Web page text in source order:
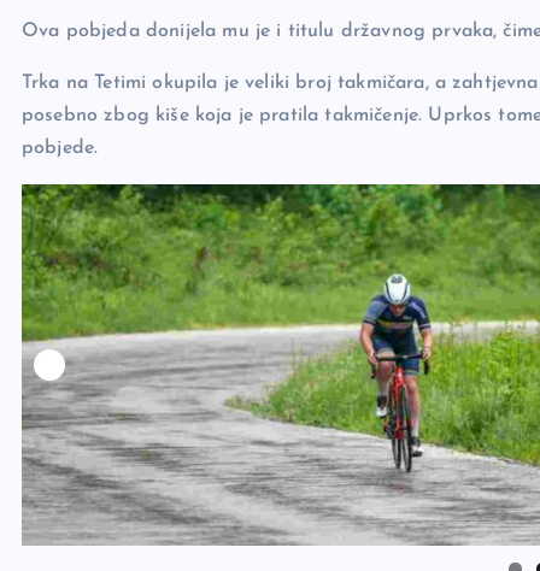
Ova pobjeda donijela mu je i titulu državnog prvaka,
Trka na Tetimi okupila je veliki broj takmičara, a
posebno zbog kiše koja je pratila takmičenje. Uprkos
pobjede.